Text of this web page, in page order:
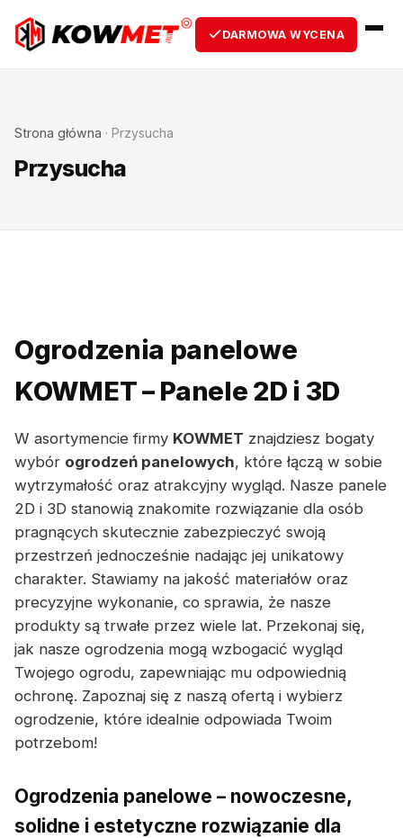
DARMOWA WYCENA
Strona główna · Przysucha
Przysucha
Ogrodzenia panelowe
KOWMET – Panele 2D i 3D
W asortymencie firmy KOWMET znajdziesz bogaty
wybór ogrodzeń panelowych, które łączą w sobie
wytrzymałość oraz atrakcyjny wygląd. Nasze panele
2D i 3D stanowią znakomite rozwiązanie dla osób
pragnących skutecznie zabezpieczyć swoją
przestrzeń jednocześnie nadając jej unikatowy
charakter. Stawiamy na jakość materiałów oraz
precyzyjne wykonanie, co sprawia, że nasze
produkty są trwałe przez wiele lat. Przekonaj się,
jak nasze ogrodzenia mogą wzbogacić wygląd
Twojego ogrodu, zapewniając mu odpowiednią
ochronę. Zapoznaj się z naszą ofertą i wybierz
ogrodzenie, które idealnie odpowiada Twoim
potrzebom!
Ogrodzenia panelowe – nowoczesne,
solidne i estetyczne rozwiązanie dla